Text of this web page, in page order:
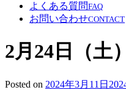
よくある質問FAQ
お問い合わせCONTACT
2月24日（土
Posted on 2024年3月11日